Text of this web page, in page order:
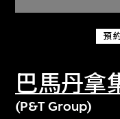
預
巴馬丹拿
(P&T Group)
關於M+藏品
探索世界頂級
文化藏品。